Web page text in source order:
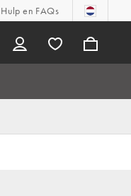
Hulp en FAQs